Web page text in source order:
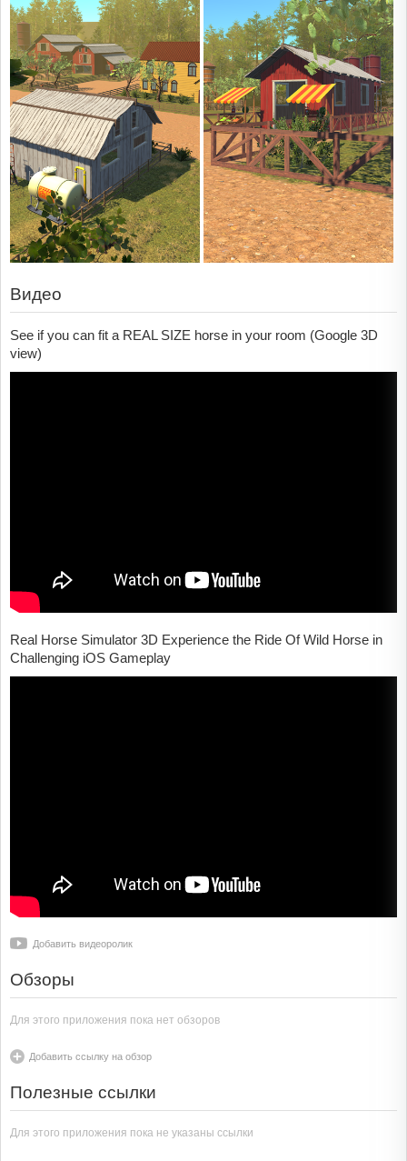
Видео
See if you can fit a REAL SIZE horse in your room (Google 3D
view)
Real Horse Simulator 3D Experience the Ride Of Wild Horse in
Challenging iOS Gameplay
Добавить видеоролик
Обзоры
Для этого приложения пока нет обзоров
Добавить ссылку на обзор
Полезные ссылки
Для этого приложения пока не указаны ссылки